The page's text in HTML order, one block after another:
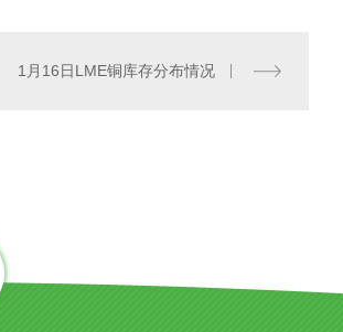
1月16日LME铜库存分布情况